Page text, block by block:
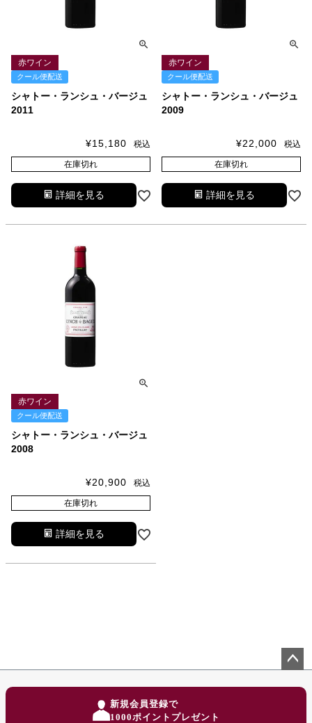
シャトー・ランシュ・バージュ
2011
赤ワイン
クール便配送
¥15,180 税込
在庫切れ
詳細を見る
シャトー・ランシュ・バージュ
2009
赤ワイン
クール便配送
¥22,000 税込
在庫切れ
詳細を見る
シャトー・ランシュ・バージュ
2008
赤ワイン
クール便配送
¥20,900 税込
在庫切れ
詳細を見る
新規会員登録で
1000ポイントプレゼント